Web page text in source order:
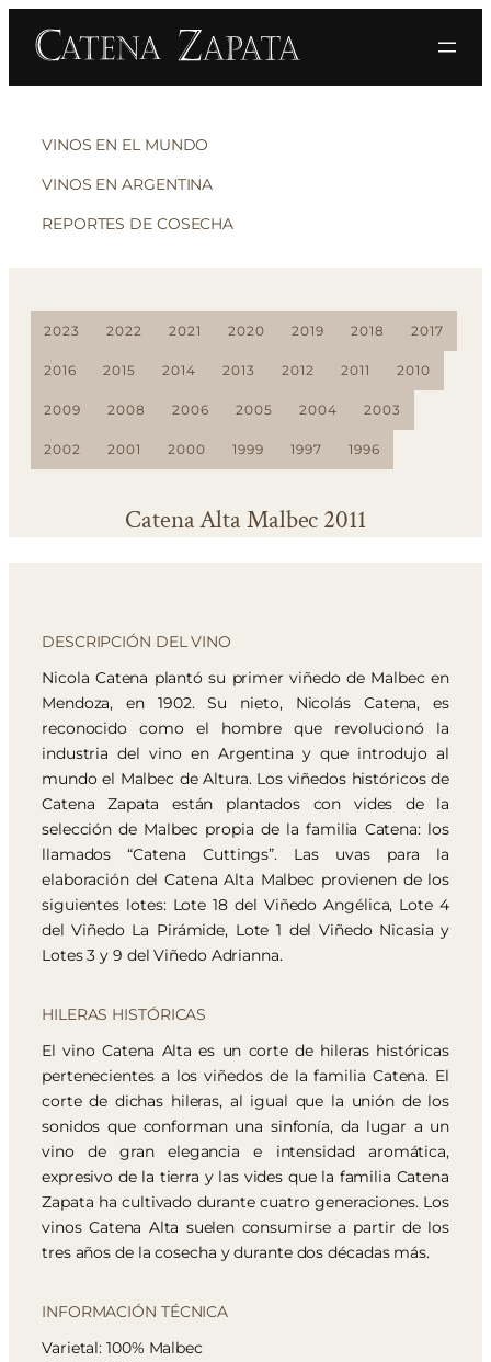
VINOS EN EL MUNDO
VINOS EN ARGENTINA
REPORTES DE COSECHA
2023 2022 2021 2020 2019 2018 2017
2016 2015 2014 2013 2012 2011 2010
2009 2008 2006 2005 2004 2003
2002 2001 2000 1999 1997 1996
Catena Alta Malbec 2011
DESCRIPCIÓN DEL VINO
Nicola Catena plantó su primer viñedo de Malbec en
Mendoza, en 1902. Su nieto, Nicolás Catena, es
reconocido como el hombre que revolucionó la
industria del vino en Argentina y que introdujo al
mundo el Malbec de Altura. Los viñedos históricos de
Catena Zapata están plantados con vides de la
selección de Malbec propia de la familia Catena: los
llamados “Catena Cuttings”. Las uvas para la
elaboración del Catena Alta Malbec provienen de los
siguientes lotes: Lote 18 del Viñedo Angélica, Lote 4
del Viñedo La Pirámide, Lote 1 del Viñedo Nicasia y
Lotes 3 y 9 del Viñedo Adrianna.
HILERAS HISTÓRICAS
El vino Catena Alta es un corte de hileras históricas
pertenecientes a los viñedos de la familia Catena. El
corte de dichas hileras, al igual que la unión de los
sonidos que conforman una sinfonía, da lugar a un
vino de gran elegancia e intensidad aromática,
expresivo de la tierra y las vides que la familia Catena
Zapata ha cultivado durante cuatro generaciones. Los
vinos Catena Alta suelen consumirse a partir de los
tres años de la cosecha y durante dos décadas más.
INFORMACIÓN TÉCNICA
Varietal: 100% Malbec